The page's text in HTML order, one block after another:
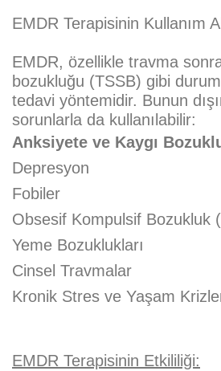
EMDR Terapisinin Kullanım
EMDR, özellikle travma
bozukluğu (TSSB) gibi
tedavi yöntemidir. Bunun
sorunlarla da kullanılabilir:
Anksiyete ve Kaygı
Depresyon
Fobiler
Obsesif Kompulsif Bozukluk
Yeme Bozuklukları
Cinsel Travmalar
Kronik Stres ve Yaşam
EMDR Terapisinin Etkililiği: